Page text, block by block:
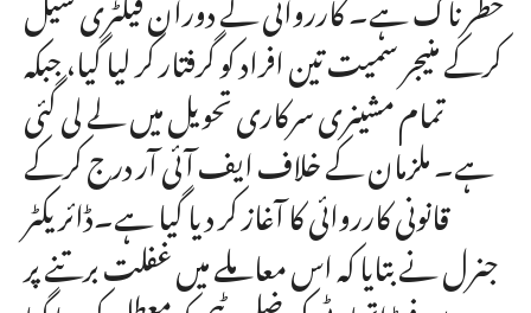
کرکے منیجر سمیت تین افراد کو گرفتار کر لیا گیا، جبکہ
تمام مشینری سرکاری تحویل میں لے لی گئی
ہے۔ ملزمان کے خلاف ایف آئی آر درج کرکے
قانونی کارروائی کا آغاز کر دیا گیا ہے۔ڈائریکٹر
جنرل نے بتایا کہ اس معاملے میں غفلت برتنے پر